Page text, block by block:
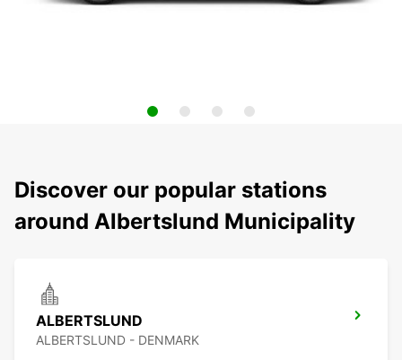
Discover our popular stations
around Albertslund Municipality
ALBERTSLUND
ALBERTSLUND - DENMARK